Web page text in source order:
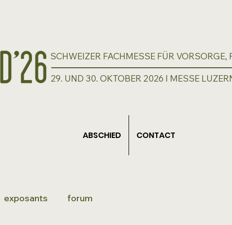
SCHWEIZER FACHMESSE FÜR
29. UND 30. OKTOBER 2026 I MESSE
ABSCHIED CONTACT
exposants forum